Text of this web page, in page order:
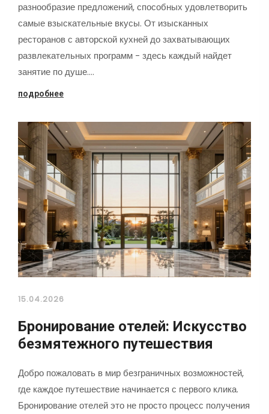
разнообразие предложений, способных удовлетворить
самые взыскательные вкусы. От изысканных
ресторанов с авторской кухней до захватывающих
развлекательных программ - здесь каждый найдет
занятие по душе.…
подробнее
15.04.2026
Бронирование отелей: Искусство
безмятежного путешествия
Добро пожаловать в мир безграничных возможностей,
где каждое путешествие начинается с первого клика.
Бронирование отелей это не просто процесс получения